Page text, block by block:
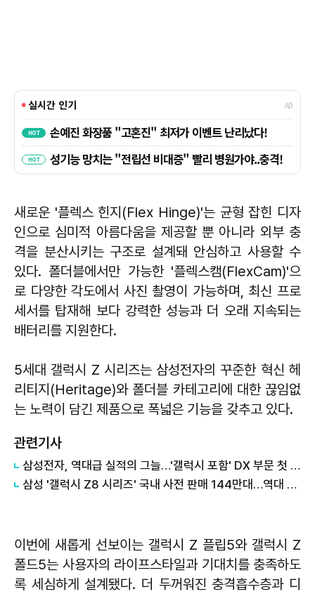
새로운 '플렉스 힌지(Flex Hinge)'는 균형 잡힌 디자
인으로 심미적 아름다움을 제공할 뿐 아니라 외부 충
격을 분산시키는 구조로 설계돼 안심하고 사용할 수
있다. 폴더블에서만 가능한 '플렉스캠(FlexCam)'으
로 다양한 각도에서 사진 촬영이 가능하며, 최신 프로
세서를 탑재해 보다 강력한 성능과 더 오래 지속되는
배터리를 지원한다.
5세대 갤럭시 Z 시리즈는 삼성전자의 꾸준한 혁신 헤
리티지(Heritage)와 폴더블 카테고리에 대한 끊임없
는 노력이 담긴 제품으로 폭넓은 기능을 갖추고 있다.
관련기사
삼성전자, 역대급 실적의 그늘…'갤럭시 포함' DX 부문 첫 적자
삼성 '갤럭시 Z8 시리즈' 국내 사전 판매 144만대…역대 최다
이번에 새롭게 선보이는 갤럭시 Z 플립5와 갤럭시 Z
폴드5는 사용자의 라이프스타일과 기대치를 충족하도
록 세심하게 설계됐다. 더 두꺼워진 충격흡수층과 디